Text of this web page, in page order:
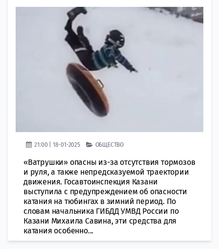
21:00 | 18-01-2025 ОБЩЕСТВО
«Ватрушки» опасны из-за отсутствия тормозов
и руля, а также непредсказуемой траектории
движения. Госавтоинспекция Казани
выступила с предупреждением об опасности
катания на тюбингах в зимний период. По
словам начальника ГИБДД УМВД России по
Казани Михаила Савина, эти средства для
катания особенно...